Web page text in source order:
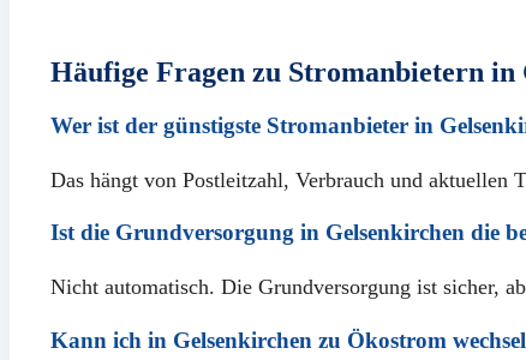
Häufige Fragen zu Stromanbietern in
Wer ist der günstigste Stromanbieter in
Das hängt von Postleitzahl, Verbrauch und aktuellen
Ist die Grundversorgung in Gelsenkirchen die
Nicht automatisch. Die Grundversorgung ist sicher,
Kann ich in Gelsenkirchen zu Ökostrom